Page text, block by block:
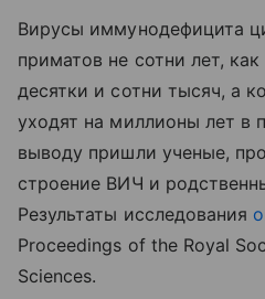
Вирусы иммунодефицита
приматов не сотни лет,
десятки и сотни тысяч, а
уходят на миллионы лет в
выводу пришли ученые,
строение ВИЧ и
Результаты исследования
Proceedings of the Royal
Sciences.